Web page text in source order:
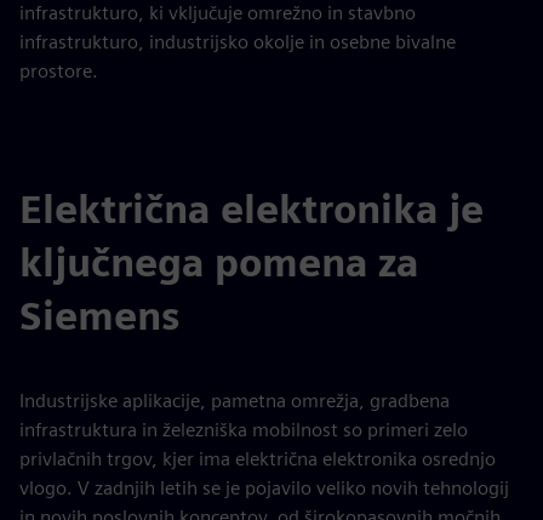
infrastrukturo, ki vključuje omrežno in stavbno
infrastrukturo, industrijsko okolje in osebne bivalne
prostore.
Električna elektronika je
ključnega pomena za
Siemens
Industrijske aplikacije, pametna omrežja, gradbena
infrastruktura in železniška mobilnost so primeri zelo
privlačnih trgov, kjer ima električna elektronika osrednjo
vlogo. V zadnjih letih se je pojavilo veliko novih tehnologij